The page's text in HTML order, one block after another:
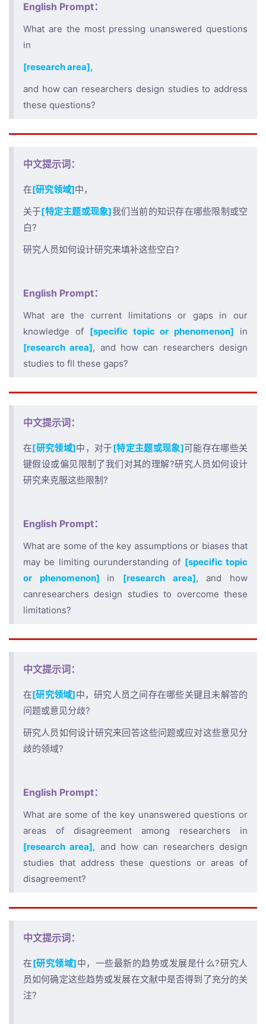
English Prompt：
What are the most pressing unanswered questions
in
[research area],
and how can researchers design studies to address
these questions?
中文提示词：
在[研究领域]中，
关于[特定主题或现象]我们当前的知识存在哪些限制或空
白?
研究人员如何设计研究来填补这些空白?
English Prompt：
What are the current limitations or gaps in our
knowledge of [specific topic or phenomenon] in
[research area], and how can researchers design
studies to fll these gaps?
中文提示词：
在[研究领域]中，对于[特定主题或现象]可能存在哪些关
键假设或偏见限制了我们对其的理解?研究人员如何设计
研究来克服这些限制?
English Prompt：
What are some of the key assumptions or biases that
may be limiting ourunderstanding of [specific topic
or phenomenon] in [research area], and how
canresearchers design studies to overcome these
limitations?
中文提示词：
在[研究领域]中，研究人员之间存在哪些关键且未解答的
问题或意见分歧?
研究人员如何设计研究来回答这些问题或应对这些意见分
歧的领域?
English Prompt：
What are some of the key unanswered questions or
areas of disagreement among researchers in
[research area], and how can researchers design
studies that address these questions or areas of
disagreement?
中文提示词：
在[研究领域]中，一些最新的趋势或发展是什么?研究人
员如何确定这些趋势或发展在文献中是否得到了充分的关
注?